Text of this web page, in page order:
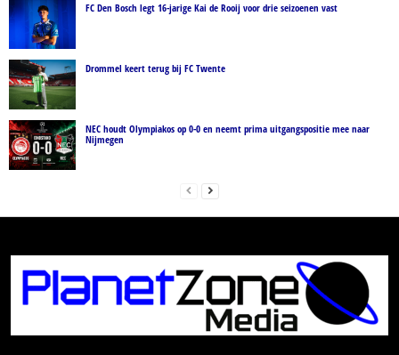
FC Den Bosch legt 16-jarige Kai de Rooij voor drie seizoenen vast
Drommel keert terug bij FC Twente
NEC houdt Olympiakos op 0-0 en neemt prima uitgangspositie mee naar
Nijmegen